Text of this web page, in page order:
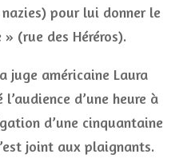
pour lui donner le
(rue des Héréros).
juge américaine Laura
d’une heure à
d’une cinquantaine
joint aux plaignants.